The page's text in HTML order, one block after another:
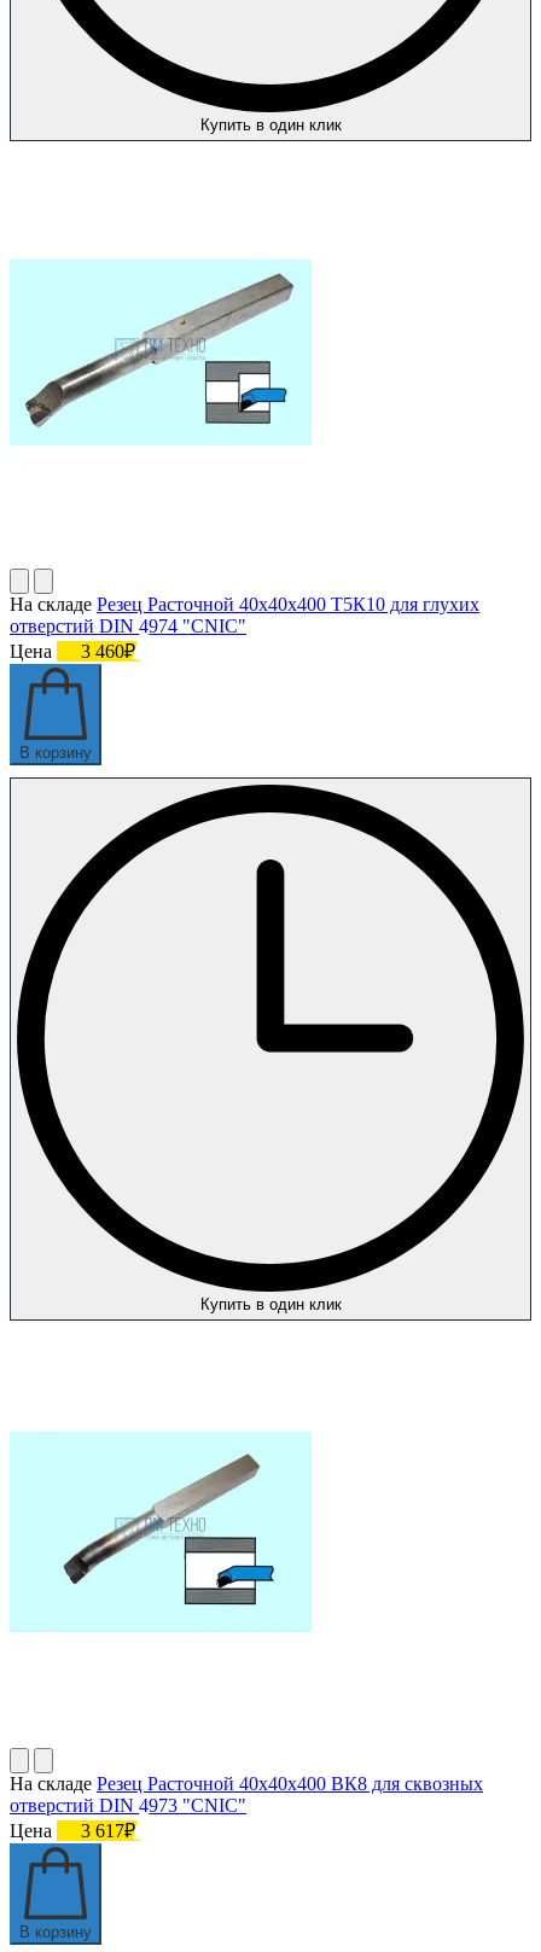
Купить в один клик
На складе Резец Расточной 40х40х400 Т5К10 для глухих
отверстий DIN 4974 "CNIC"
Цена
3 460₽
В корзину
Купить в один клик
На складе Резец Расточной 40х40х400 ВК8 для сквозных
отверстий DIN 4973 "CNIC"
Цена
3 617₽
В корзину